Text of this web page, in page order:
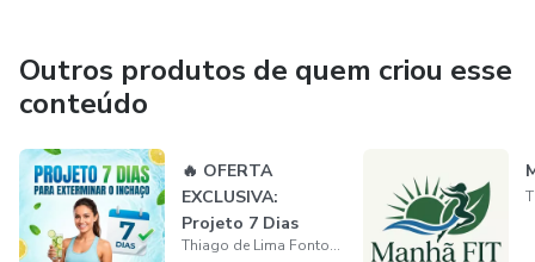
Outros produtos de quem criou esse
conteúdo
🔥 OFERTA
EXCLUSIVA:
Projeto 7 Dias
Desincha
Thiago de Lima Fontoura